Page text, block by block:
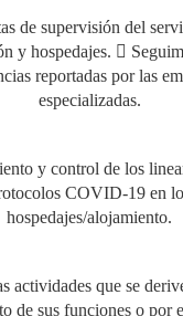
de supervisión del
y hospedajes. 
reportadas por las
especializadas.
y control de los
COVID-19 en
hospedajes/alojamiento.
actividades que se
de sus funciones o por